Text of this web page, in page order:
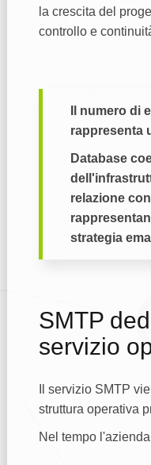
la crescita del
controllo e
Il numero di
rappresenta
Database
relazione
strategia
SMTP
servizio
Il servizio SMTP
struttura operativa
Nel tempo